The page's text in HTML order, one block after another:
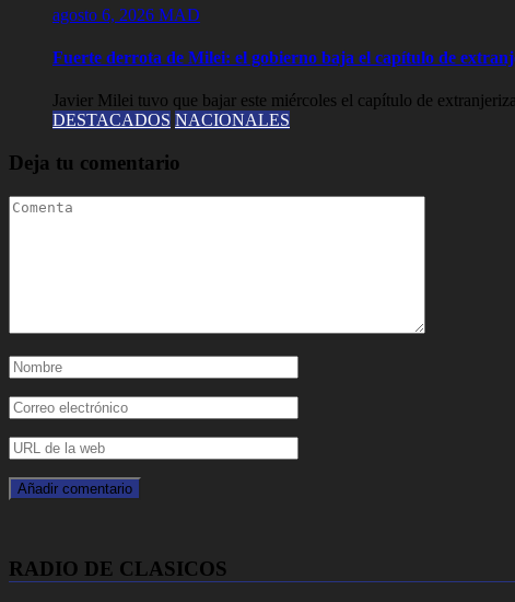
agosto 6, 2026 MAD
Fuerte derrota de Milei: el gobierno baja el capítulo de
Javier Milei tuvo que bajar este miércoles el capítulo de
DESTACADOS NACIONALES
Deja tu comentario
RADIO DE CLASICOS